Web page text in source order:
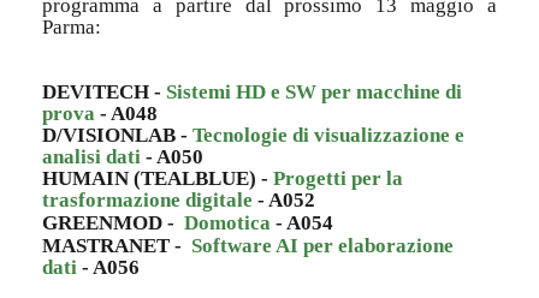
programma a partire dal prossimo 13 maggio a
Parma:
DEVITECH - Sistemi HD e SW per macchine di
prova - A048
D/VISIONLAB - Tecnologie di visualizzazione e
analisi dati - A050
HUMAIN (TEALBLUE) - Progetti per la
trasformazione digitale - A052
GREENMOD - Domotica - A054
MASTRANET - Software AI per elaborazione
dati - A056